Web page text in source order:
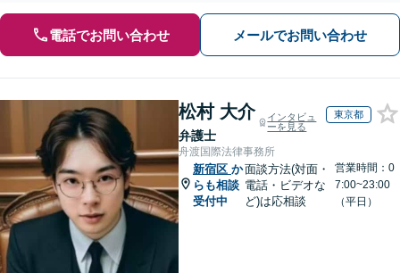
電話でお問い合わせ メールでお問い合わせ
松村 大介
弁護士
インタビュ
ーを見る
東京都
舟渡国際法律事務所
新宿区 か
らも相談
受付中
面談方法(対面・
電話・ビデオな
ど)は応相談
営業時間：0
7:00~23:00
（平日）